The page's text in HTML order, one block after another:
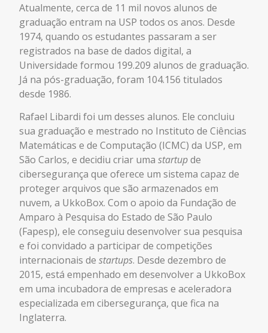
Atualmente, cerca de 11 mil novos alunos de
graduação entram na USP todos os anos. Desde
1974, quando os estudantes passaram a ser
registrados na base de dados digital, a
Universidade formou 199.209 alunos de graduação.
Já na pós-graduação, foram 104.156 titulados
desde 1986.
Rafael Libardi foi um desses alunos. Ele concluiu
sua graduação e mestrado no Instituto de Ciências
Matemáticas e de Computação (ICMC) da USP, em
São Carlos, e decidiu criar uma startupde
cibersegurança que oferece um sistema capaz de
proteger arquivos que são armazenados em
nuvem, a UkkoBox. Com o apoio da Fundação de
Amparo à Pesquisa do Estado de São Paulo
(Fapesp), ele conseguiu desenvolver sua pesquisa
e foi convidado a participar de competições
internacionais de startups. Desde dezembro de
2015, está empenhado em desenvolver a UkkoBox
em uma incubadora de empresas e aceleradora
especializada em cibersegurança, que fica na
Inglaterra.